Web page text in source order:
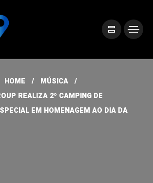
HOME
MÚSICA
REALIZA 2º CAMPING DE
EM HOMENAGEM AO DIA DA